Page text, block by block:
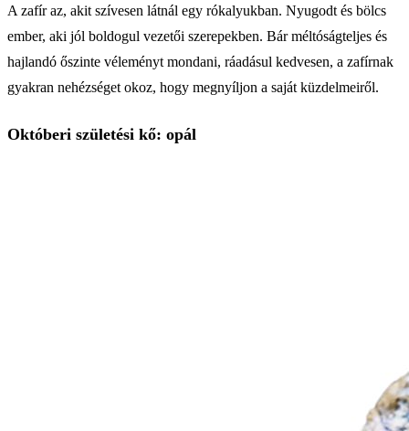
A zafír az, akit szívesen látnál egy rókalyukban. Nyugodt és bölcs
ember, aki jól boldogul vezetői szerepekben. Bár méltóságteljes és
hajlandó őszinte véleményt mondani, ráadásul kedvesen, a zafírnak
gyakran nehézséget okoz, hogy megnyíljon a saját küzdelmeiről.
Októberi születési kő: opál